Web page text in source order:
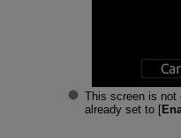
This screen is not
already set to [